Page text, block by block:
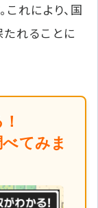
れにより、国
れることに
てみま